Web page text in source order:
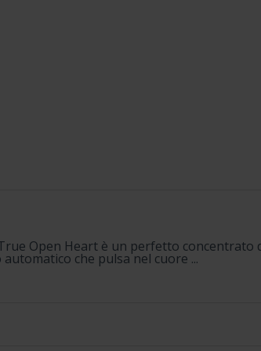
Open Heart è un perfetto concentrato
che pulsa nel cuore ...